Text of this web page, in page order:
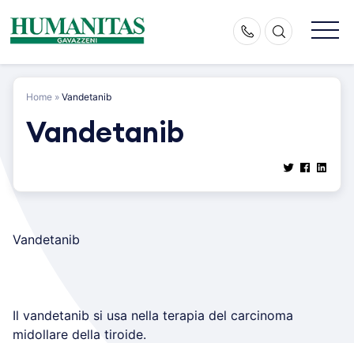
content
Home » Vandetanib
Vandetanib
Vandetanib
Il vandetanib si usa nella terapia del carcinoma
midollare della tiroide.